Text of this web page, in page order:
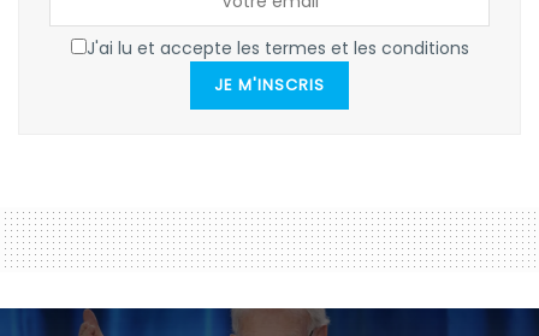
J'ai lu et accepte les termes et les conditions
JE M'INSCRIS